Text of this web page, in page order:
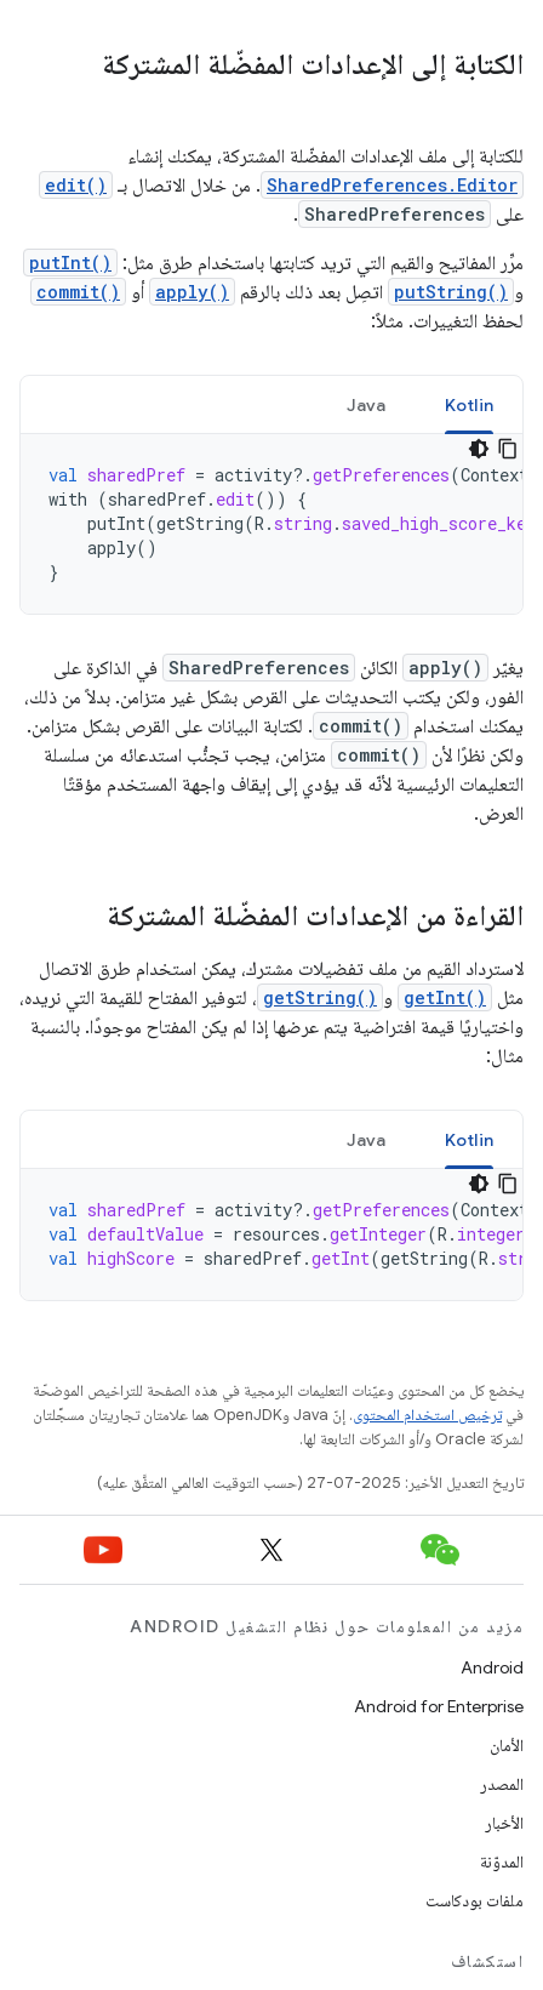
الكتابة إلى الإعدادات المفضّلة المشتركة
للكتابة إلى ملف الإعدادات المفضّلة المشتركة، يمكنك إنشاء
SharedPreferences.Editor . من خلال الاتصال بـ edit()
على SharedPreferences
.
مرِّر المفاتيح والقيم التي تريد كتابتها باستخدام طرق مثل:
putInt()
و putString() اتصِل بعد ذلك بالرقم apply() أو commit()
لحفظ التغييرات. مثلاً:
Kotlin
Java
val sharedPref = activity?.getPreferences(Context
with (sharedPref. edit())
{
putInt(getString(R . string . saved_high_score_key
apply()
}
يغيّر apply() الكائن SharedPreferences في الذاكرة على
الفور، ولكن يكتب التحديثات على القرص بشكل غير متزامن. بدلاً من ذلك،
يمكنك استخدام
commit() . لكتابة البيانات على القرص بشكل متزامن.
ولكن نظرًا لأن
commit() متزامن، يجب تجنُّب استدعائه من سلسلة
التعليمات الرئيسية لأنّه قد يؤدي إلى إيقاف واجهة المستخدم مؤقتًا
العرض.
القراءة من الإعدادات المفضّلة المشتركة
لاسترداد القيم من ملف تفضيلات مشترك، يمكن استخدام طرق الاتصال
مثل
getInt() و getString() ، لتوفير المفتاح للقيمة التي نريده،
واختياريًا قيمة افتراضية يتم عرضها إذا لم يكن المفتاح موجودًا. بالنسبة
مثال:
Kotlin
Java
val sharedPref = activity?.getPreferences(Context
val defaultValue = resources .getInteger(R . integer
val highScore = sharedPref.getInt(getString(R .
يخضع كل من المحتوى وعيّنات التعليمات البرمجية في هذه الصفحة للتراخيص الموضحّة
فيترخيص استخدام المحتوى
. إنّ Java وOpenJDK هما علامتان تجاريتان مسجَّلتان
لشركة Oracle و/أو الشركات التابعة لها.
تاريخ التعديل الأخير: 2025-07-27 (حسب التوقيت العالمي المتفَّق عليه)
مزيد من المعلومات حول نظام التشغيل ANDROID
Android
Android for Enterprise
الأمان
المصدر
الأخبار
المدوّنة
ملفات بودكاست
استكشاف